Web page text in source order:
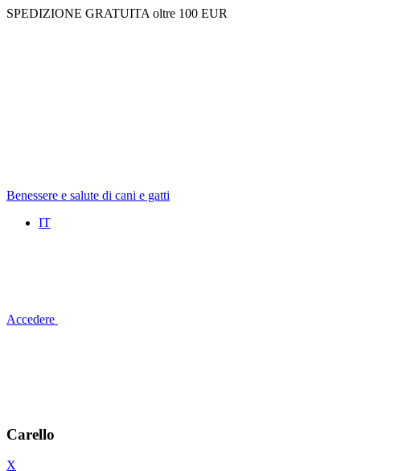
SPEDIZIONE GRATUITA oltre 100 EUR
Benessere e salute di cani e gatti
IT
Accedere
Carello
X